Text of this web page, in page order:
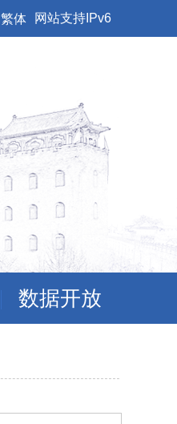
繁体 网站支持IPv6
数据开放